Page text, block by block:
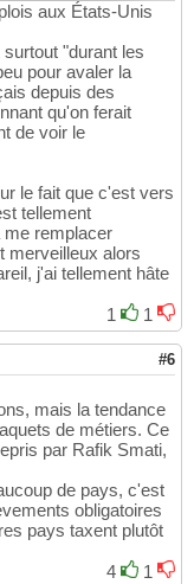
aux États-Unis
"durant les
pour avaler la
depuis des
qu'on ferait
de voir le
le fait que c'est vers
tellement
me remplacer
merveilleux alors
j'ai tellement hâte
1
1
#6
mais la tendance
de métiers. Ce
par Rafik Smati,
de pays, c'est
obligatoires
pays taxent plutôt
4
1